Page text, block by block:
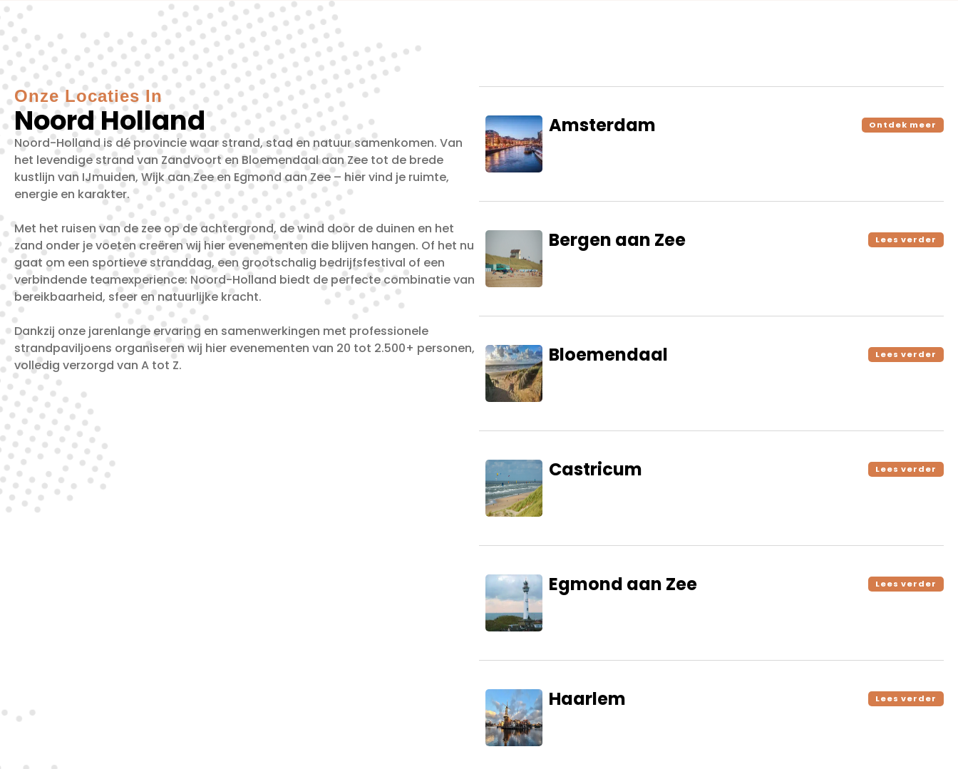
Onze Locaties In
Noord Holland
Noord-Holland is dé provincie waar strand, stad en natuur samenkomen. Van
het levendige strand van Zandvoort en Bloemendaal aan Zee tot de brede
kustlijn van IJmuiden, Wijk aan Zee en Egmond aan Zee – hier vind je ruimte,
energie en karakter.
Met het ruisen van de zee op de achtergrond, de wind door de duinen en het
zand onder je voeten creëren wij hier evenementen die blijven hangen. Of het nu
gaat om een sportieve stranddag, een grootschalig bedrijfsfestival of een
verbindende teamexperience: Noord-Holland biedt de perfecte combinatie van
bereikbaarheid, sfeer en natuurlijke kracht.
Dankzij onze jarenlange ervaring en samenwerkingen met professionele
strandpaviljoens organiseren wij hier evenementen van 20 tot 2.500+ personen,
volledig verzorgd van A tot Z.
Amsterdam Ontdek meer
Bergen aan Zee Lees verder
Bloemendaal Lees verder
Castricum Lees verder
Egmond aan Zee Lees verder
Haarlem Lees verder